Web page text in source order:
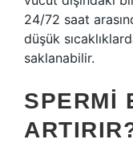
24/72 saat
düşük
saklanabilir.
SPERMI